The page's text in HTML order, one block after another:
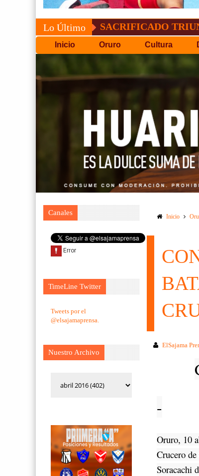
Lo Último CONVOCATORIA
Inicio Oruro Cultura
Canales
TimeLine Twitter
Tweets por el
@elsajamaprensa.
Nuestro Archivo
Inicio
ElSajama
-
Oruro, 10
Crucero
Soracachi